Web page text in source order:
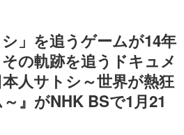
エイターの方々に製作時のエピソードをお
てはいけない。『赫本』は、〈試験問題〉
ホラー小説集です。
タルゲーム市場を担う若きクリエイター達
シ」を追うゲームが14年
の軌跡を追うドキュメ
人サトシ～世界が熱狂
』がNHK BSで1月21